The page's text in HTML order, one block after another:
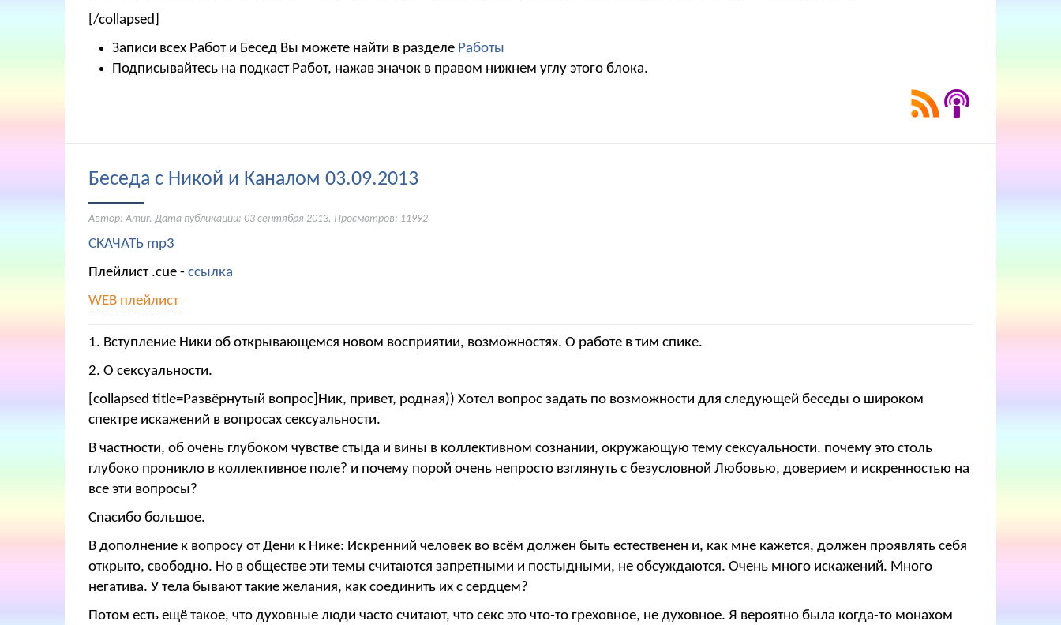
[/collapsed]
Записи всех Работ и Бесед Вы можете найти в разделе Работы
Подписывайтесь на подкаст Работ, нажав значок в правом нижнем углу этого блока.
Беседа с Никой и Каналом 03.09.2013
Автор: Amur. Дата публикации: 03 сентября 2013. Просмотров: 11992
СКАЧАТЬ mp3
Плейлист .cue - ссылка
WEB плейлист
1. Вступление Ники об открывающемся новом восприятии, возможностях. О работе в тим спике.
2. О сексуальности.
[collapsed title=Развёрнутый вопрос]Ник, привет, родная)) Хотел вопрос задать по возможности для следующей беседы о широком
спектре искажений в вопросах сексуальности.
В частности, об очень глубоком чувстве стыда и вины в коллективном сознании, окружающую тему сексуальности. почему это столь
глубоко проникло в коллективное поле? и почему порой очень непросто взглянуть с безусловной Любовью, доверием и искренностью на
все эти вопросы?
Спасибо большое.
В дополнение к вопросу от Дени к Нике: Искренний человек во всём должен быть естественен и, как мне кажется, должен проявлять себя
открыто, свободно. Но в обществе эти темы считаются запретными и постыдными, не обсуждаются. Очень много искажений. Много
негатива. У тела бывают такие желания, как соединить их с сердцем?
Потом есть ещё такое, что духовные люди часто считают, что секс это что-то греховное, не духовное. Я вероятно была когда-то монахом